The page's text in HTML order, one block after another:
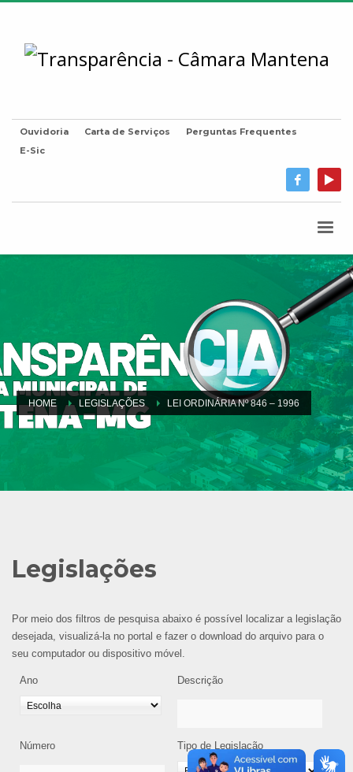
Ouvidoria Carta de Serviços
Perguntas Frequentes
E-Sic
HOME LEGISLAÇÕES LEI ORDINÁRIA Nº 846 – 1996
Legislações
Por meio dos filtros de pesquisa abaixo é possível localizar a legislação
desejada, visualizá-la no portal e fazer o download do arquivo para o
seu computador ou dispositivo móvel.
Ano Descrição
Número Tipo de Legislação